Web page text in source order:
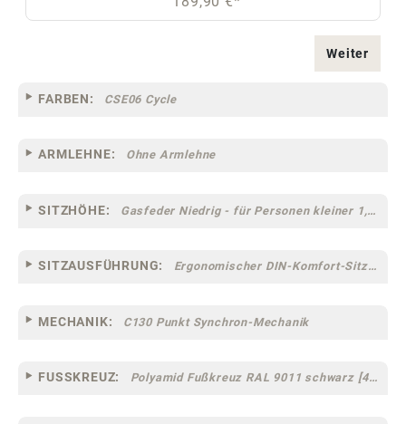
Weiter
FARBEN: CSE06 Cycle
ARMLEHNE: Ohne Armlehne
SITZHÖHE: Gasfeder Niedrig - für Personen kleiner 1,60 m
SITZAUSFÜHRUNG: Ergonomischer DIN-Komfort-Sitz [75]
MECHANIK: C130 Punkt Synchron-Mechanik
FUSSKREUZ: Polyamid Fußkreuz RAL 9011 schwarz [44]